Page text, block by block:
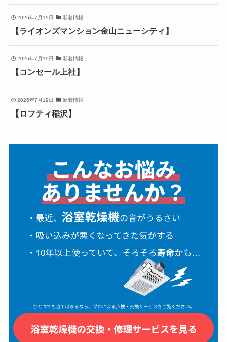
2026年7月19日 新着情報
【ライオンズマンション金山ニューシティ】
2026年7月19日 新着情報
【コンセール上社】
2026年7月19日 新着情報
【ロフティ稲沢】